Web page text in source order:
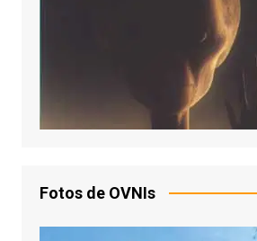
Fotos de OVNIs